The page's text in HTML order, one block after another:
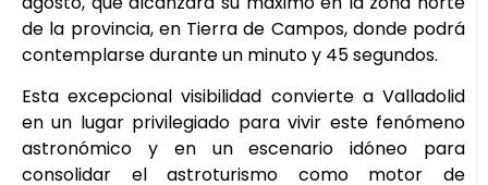
de la provincia, en Tierra de Campos, donde podrá
contemplarse durante un minuto y 45 segundos.
Esta excepcional visibilidad convierte a Valladolid
en un lugar privilegiado para vivir este fenómeno
astronómico y en un escenario idóneo para
consolidar el astroturismo como motor de